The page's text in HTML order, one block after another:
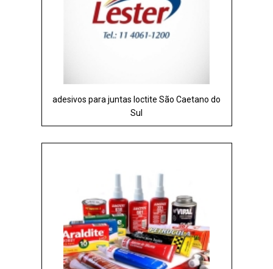
adesivos para juntas loctite São Caetano do
Sul